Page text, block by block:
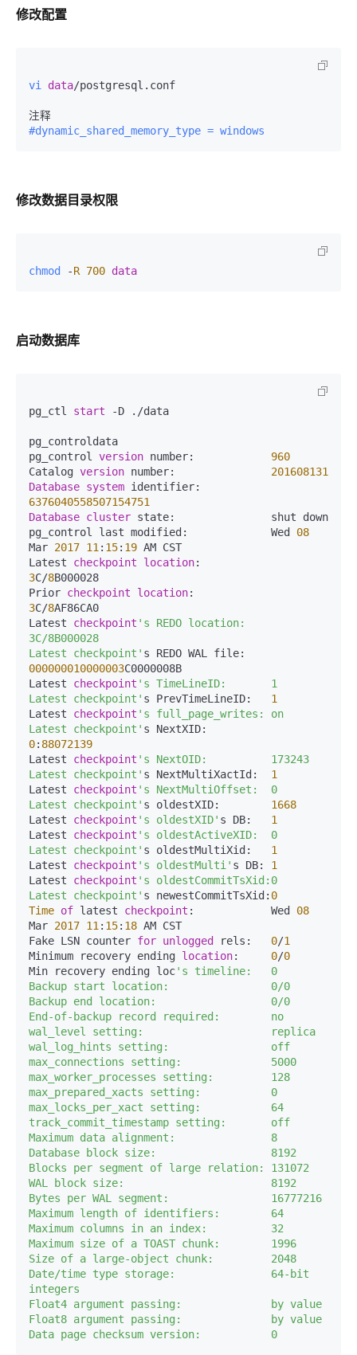
修改配置
vi data/postgresql.conf
#dynamic_shared_memory_type = windows
修改数据目录权限
chmod -R 700 data
启动数据库
pg_ctl start -D ./data
pg_controldata
pg_control version number: 960
Catalog version number: 201608131
Database system
6376040558507154751
Database cluster state:               shut down
pg_control last modified:             Wed 08
Mar 2017 11 : 15: 19 AM CST
Latest checkpoint location
3C/8B000028
Prior checkpoint location
3C/8AF86CA0
Latest checkpoint 's REDO location:
3C/8B000028
Latest checkpoint'
000000010000003C0000008B
Latest checkpoint 's TimeLineID:       1
Latest checkpoint' s PrevTimeLineID: 1
Latest checkpoint 's full_page_writes: on
Latest checkpoint'
0: 88072139
Latest checkpoint 's NextOID:          173243
Latest checkpoint' s NextMultiXactId: 1
Latest checkpoint 's NextMultiOffset:  0
Latest checkpoint' s oldestXID: 1668
Latest checkpoint 's oldestXID' s DB: 1
Latest checkpoint 's oldestActiveXID:  0
Latest checkpoint' s oldestMultiXid: 1
Latest checkpoint 's oldestMulti' s DB: 1
Latest checkpoint 's oldestCommitTsXid:0
Latest checkpoint' s newestCommitTsXid: 0
Time of latest checkpoint :            Wed 08
Mar 2017 11 : 15: 18 AM CST
Fake LSN counter for unlogged rels: 0/1
Minimum recovery ending location: 0/0
Min recovery ending loc's timeline:   0
Backup start location:                0/0
Backup end location:                  0/0
End-of-backup record required:        no
wal_level setting:                    replica
wal_log_hints setting:                off
max_connections setting:              5000
max_worker_processes setting:         128
max_prepared_xacts setting:           0
max_locks_per_xact setting:           64
track_commit_timestamp setting:       off
Maximum data alignment:               8
Database block size:                  8192
Blocks per segment of large relation: 131072
WAL block size:                       8192
Bytes per WAL segment:                16777216
Maximum length of identifiers:        64
Maximum columns in an index:          32
Maximum size of a TOAST chunk:        1996
Size of a large-object chunk:         2048
Date/time type storage:               64-bit
integers
Float4 argument passing:              by value
Float8 argument passing:              by value